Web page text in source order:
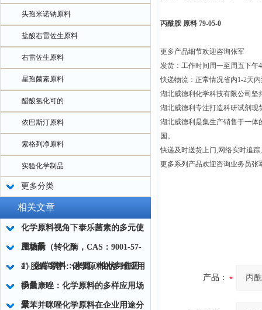
头孢米诺钠原料
盐酸右雷佐生原料
右雷佐生原料
星孢菌素原料
醋酸氢化可的
依巴斯汀原料
索格列净原料
实验化学制品
更多分类
相关文章
化学原料视角下泰乐菌素的多元使
用场景
蔗糖酶（转化酶，CAS：9001-57-
4）化学原料：来源、性状与作用
2'-脱氧鸟苷：化学原料的多维应用
场景
伊曲康唑：化学原料的多样应用场
景
聚苯并咪唑化学原料在企业用途分
丙酰胺 原料 79-05-0
更多产品细节欢迎咨询张军
发货：工作时间周一至周五下午
快递物流：正常情况省内1-2天
湖北威德利化学科技有限公司坚
湖北威德利专注打造科研试剂现
湖北威德利是集生产销售于一体
国。
快递及时送货上门,网络实时追
更多系列产品欢迎咨询业务员张
产品：